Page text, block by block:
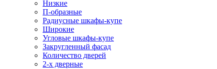
Низкие
П-образные
Радиусные шкафы-купе
Широкие
Угловые шкафы-купе
Закругленный фасад
Количество дверей
2-х дверные